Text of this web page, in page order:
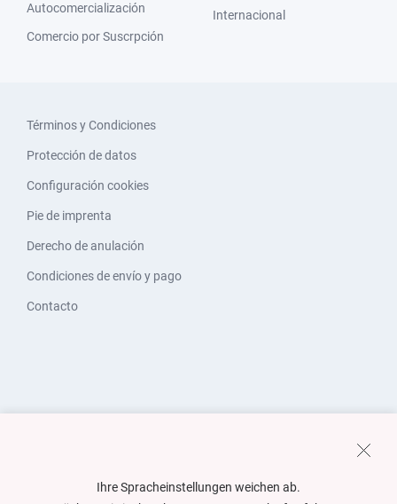
Autocomercialización
Comercio por Suscrpción
Internacional
Términos y Condiciones
Protección de datos
Configuración cookies
Pie de imprenta
Derecho de anulación
Condiciones de envío y pago
Contacto
Ihre Spracheinstellungen weichen ab.